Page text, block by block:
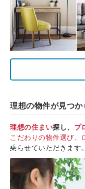
理想の物件が見つか
理想の住まい探し、 プ
こだわりの物件選び
乗らせていただきます。